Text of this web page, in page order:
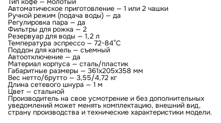
Автоматическое приготовление — 1 или 2 чашки
Ручной режим (подача воды) — да
Регулировка пара — да
Фильтры для рожка — 2
Резервуар для воды — 1,2 л
Температура эспрессо — 72-84°С
Поддон для капель — съемный
Автоотключение — да
Материал корпуса — сталь/пластик
Габаритные размеры — 361х205х358 мм
Вес нетто/брутто — 3,55/4,72 кг
Длина сетевого шнура — 1 м
Цвет — стальной
Производитель на свое усмотрение и без дополнительных
уведомлений может менять комплектацию, внешний вид,
страну производства и технические характеристики модели.